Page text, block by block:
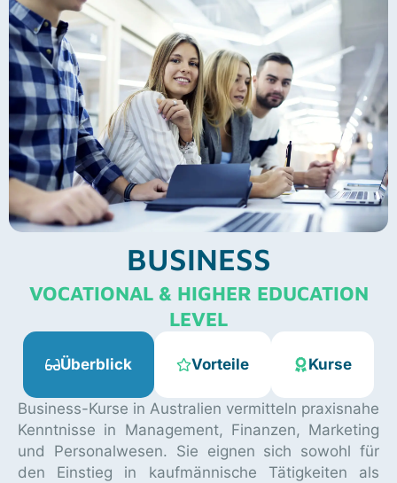
BUSINESS
VOCATIONAL & HIGHER EDUCATION
LEVEL
Überblick Vorteile Kurse
Business-Kurse in Australien vermitteln praxisnahe
Kenntnisse in Management, Finanzen, Marketing
und Personalwesen. Sie eignen sich sowohl für
den Einstieg in kaufmännische Tätigkeiten als